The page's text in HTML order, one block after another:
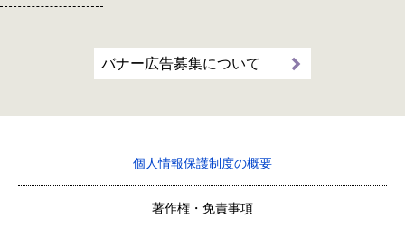
バナー広告募集について
個人情報保護制度の概要
著作権・免責事項